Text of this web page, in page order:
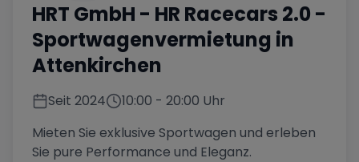
HRT GmbH - HR Racecars 2.0 -
Sportwagenvermietung in
Attenkirchen
Seit 2024 10:00 - 20:00 Uhr
Mieten Sie exklusive Sportwagen und erleben
Sie pure Performance und Eleganz.